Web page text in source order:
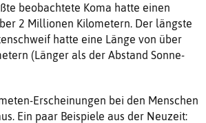
beobachtete Koma hatte einen
2 Millionen Kilometern. Der längste
hatte eine Länge von über
(Länger als der Abstand Sonne-
Erscheinungen bei den Menschen
Ein paar Beispiele aus der Neuzeit: